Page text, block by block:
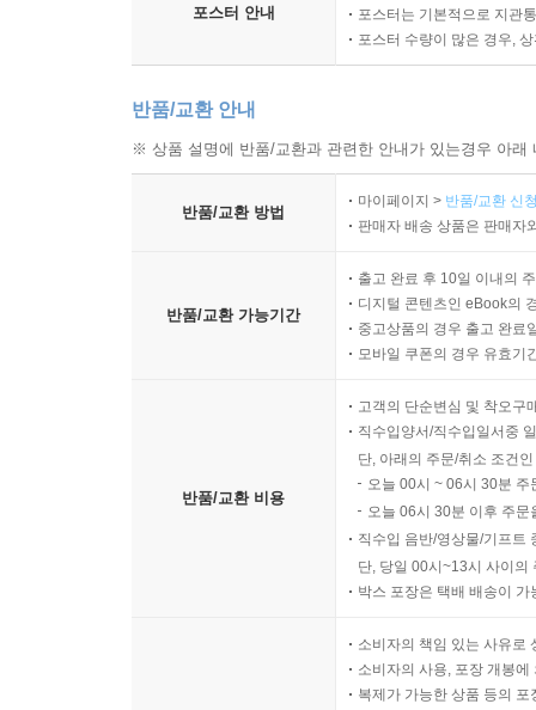
포스터 안내
포스터는 기본적으로 지관
포스터 수량이 많은 경우,
반품/교환 안내
※ 상품 설명에 반품/교환과 관련한 안내가 있는경우 아
반품/교환 방법
마이페이지 > 반품/교환 신
판매자 배송 상품은 판매자
반품/교환 가능기간
출고 완료 후 10일 이내의
디지털 콘텐츠인 eBook의
중고상품의 경우 출고 완료
모바일 쿠폰의 경우 유효기
반품/교환 비용
고객의 단순변심 및 착오구
직수입양서/직수입일서중
단, 아래의 주문/취소 조건
오늘 00시 ~ 06시 30분
오늘 06시 30분 이후 주
직수입 음반/영상물/기프트
단, 당일 00시~13시 사이의
박스 포장은 택배 배송이
소비자의 책임 있는 사유로
소비자의 사용, 포장 개봉
복제가 가능한 상품 등의